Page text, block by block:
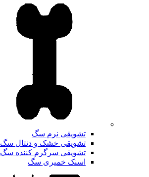
تشویقی نرم سگ
تشویقی خشک و دنتال سگ
تشویقی سرگرم کننده سگ
اسنک خمیری سگ